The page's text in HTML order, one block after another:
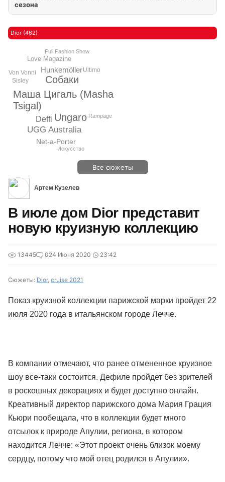
сезона
Dior (462)
Маша Цигаль (Masha
Tsigal)
Ungaro
Собаки
UGG Australia
Deffi
Hunkemöller
Net-a-Porter
Love Magazine
Ultimo
Von Vonni
Sisley
Rampage
Искусство
Full Fashion Show
Все сюжеты
Артем Кузелев
В июле дом Dior представит
новую круизную коллекцию
13445 024 Июня 2020 23:42
Сюжеты: Dior, cruise 2021
Показ круизной коллекции парижской марки пройдет 22
июля 2020 года в итальянском городе Лечче.
В компании отмечают, что ранее отмененное круизное
шоу все-таки состоится. Дефиле пройдет без зрителей
в роскошных декорациях и будет доступно онлайн.
Креативный директор парижского дома Мария Грация
Кьюри пообещала, что в коллекции будет много
отсылок к природе Апулии, региона, в котором
находится Лечче: «Этот проект очень близок моему
сердцу, потому что мой отец родился в Апулии».